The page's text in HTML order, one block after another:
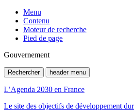
Menu
Contenu
Moteur de recherche
Pied de page
Gouvernement
Rechercher header menu
L’Agenda 2030 en France
Le site des objectifs de développement